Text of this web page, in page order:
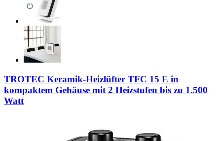
TROTEC Keramik-Heizlüfter TFC 15 E in
kompaktem Gehäuse mit 2 Heizstufen bis zu 1.500
Watt